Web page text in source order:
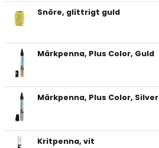
Snöre, glittrigt guld
Märkpenna, Plus Color, Guld
Märkpenna, Plus Color, Silver
Kritpenna, vit